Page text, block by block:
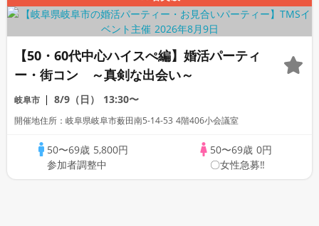
【50・60代中心ハイスぺ編】婚活パーティ
ー・街コン ～真剣な出会い～
岐阜市 8/9（日） 13:30〜
開催地住所：岐阜県岐阜市薮田南5-14-53 4階406小会議室
50〜69歳 5,800円
参加者調整中
50〜69歳 0円
〇女性急募‼